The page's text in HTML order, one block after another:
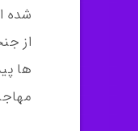
شده
ها